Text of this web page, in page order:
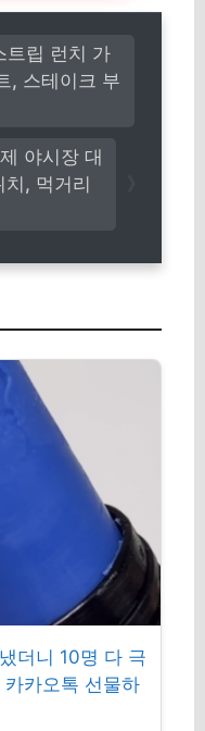
야시장 대
, 먹거리
트립 런치 가
, 스테이크 부
더니 10명 다 극
카오톡 선물하